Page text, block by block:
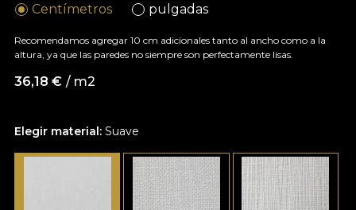
Elegir material: Suave
Centímetros pulgadas
Recomendamos agregar 10 cm adicionales tanto al ancho como a la
altura, ya que las paredes no siempre son perfectamente lisas.
36,18 € / m2